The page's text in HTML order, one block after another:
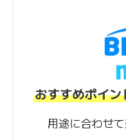
おすすめポイン
用途に合わせ